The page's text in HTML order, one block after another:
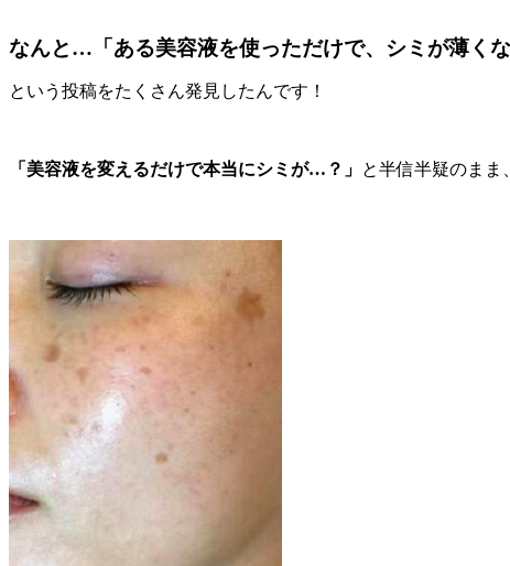
なんと…「ある美容液を使っただけで、シミが薄くな
という投稿をたくさん発見したんです！
「美容液を変えるだけで本当にシミが…？」 と半信半疑のま